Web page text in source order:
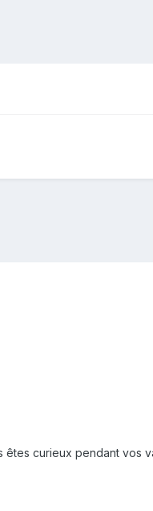
êtes curieux pendant vos